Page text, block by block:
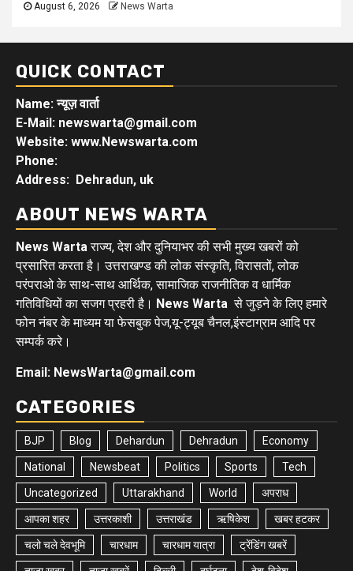
August 6, 2026 News Warta
QUICK CONTACT
Name: न्यूज़ वार्ता
E-Mail: newswarta@gmail.com
Website: www.Newswarta.com
Phone:
Address: Dehradun, uk
ABOUT NEWS WARTA
News Wartaराज्य, देश और दुनियाभर की सभी मुख्य खबरों को
प्रसारित करता है। उत्तराखण्ड की लोक संस्कृति, विरासतों, लोक
परंपराओ के साथ-साथ आर्थिक, सामाजिक राजनीतिक व धार्मिक
गतिविधियों का सजग प्रहरी है। News Warta से जुड़ने के लिए हमारे
फोन नंबर के माध्यम या फेसबुक पेज,यू-ट्यूब चैनल,इंस्टाग्राम आदि पर
सम्पर्क करे।
Email: NewsWarta@gmail.com
CATEGORIES
BJP Blog Dehardun Dehradun Economy
National Newsbeat Politics Sports Tech
Uncategorized Uttarakhand World अपराध
आपका शहर उत्तरकाशी उत्तराखंड ऋषिकेश खबर हटकर
चलो चले देवभूमि चारधाम चारधाम यात्रा ट्रेंडिंग खबरें